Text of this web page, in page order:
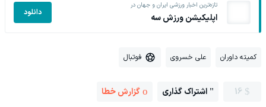
تازه‌ترین اخبار ورزشی ایران و جهان در
اپلیکیشن ورزش سه دانلود
کمیته داوران علی خسروی فوتبال
16 اشتراک گذاری گزارش خطا